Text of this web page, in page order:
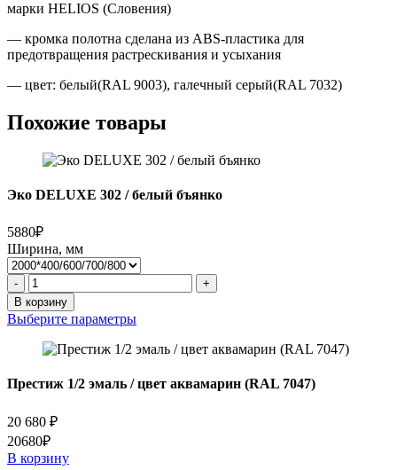
марки HELIOS (Словения)
— кромка полотна сделана из ABS-пластика для
предотвращения растрескивания и усыхания
— цвет: белый(RAL 9003), галечный серый(RAL 7032)
Похожие товары
Эко DELUXE 302 / белый бъянко
5880₽
Ширина, мм
Количество
товара
Эко
DELUXE
белый
бъянко
-
+
В корзину
Выберите параметры
Престиж 1/2 эмаль / цвет аквамарин (RAL 7047)
20 680 ₽
20680₽
В корзину